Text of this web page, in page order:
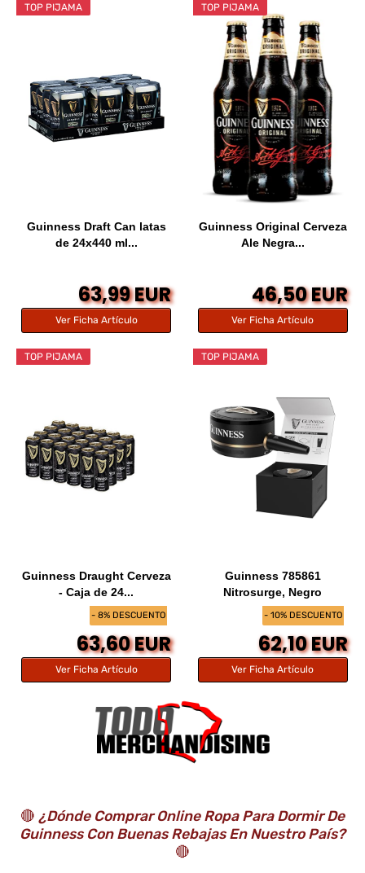
TOP PIJAMA
Guinness Draft Can latas
de 24x440 ml...
63,99 EUR
Ver Ficha Artículo
TOP PIJAMA
Guinness Original Cerveza
Ale Negra...
46,50 EUR
Ver Ficha Artículo
- 8% DESCUENTO
TOP PIJAMA
Guinness Draught Cerveza
- Caja de 24...
63,60 EUR
Ver Ficha Artículo
- 10% DESCUENTO
TOP PIJAMA
Guinness 785861
Nitrosurge, Negro
62,10 EUR
Ver Ficha Artículo
🔴 ¿Dónde Comprar Online Ropa Para Dormir De
Guinness Con Buenas Rebajas En Nuestro País?
🔴